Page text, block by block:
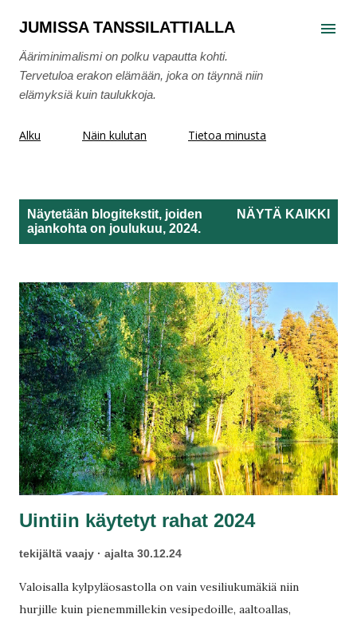
Siirry pääsisältöön
JUMISSA TANSSILATTIALLA
Ääriminimalismi on polku vapautta kohti.
Tervetuloa erakon elämään, joka on täynnä niin
elämyksiä kuin taulukkoja.
Alku Näin kulutan Tietoa minusta
Näytetään blogitekstit, joiden
ajankohta on joulukuu, 2024.
NÄYTÄ KAIKKI
Uintiin käytetyt rahat 2024
tekijältä vaajy ajalta 30.12.24
Valoisalla kylpyläosastolla on vain vesiliukumäkiä niin
hurjille kuin pienemmillekin vesipedoille, aaltoallas,